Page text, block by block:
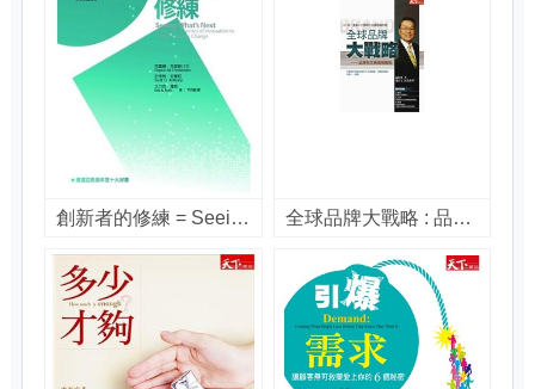
創新者的修練 = Seeing what's next / 克雷頓. 克里斯汀生(Clayton M. Christensen), 史考特. 安東尼(Scott D. Anthony), 艾力克. 羅斯(Eric A. Roth)著 ; 李芳齡譯 全球品牌大戰略 : 品牌先生施振榮觀點 / 施振榮著 ; 蕭富元採訪整理